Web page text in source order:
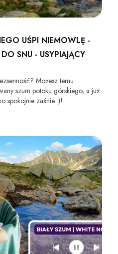
UŚPI NIEMOWLĘ -
SNU - USYPIAJĄCY
Możesz temu
szum potoku górskiego, a już
spokojnie zaśnie :)!